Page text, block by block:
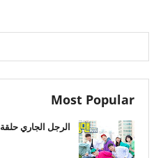
Most Popular
الرجل الجاري حلقة 192